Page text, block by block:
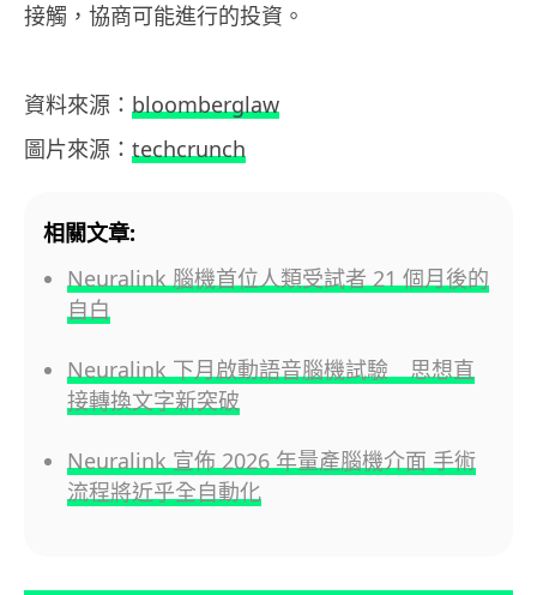
接觸，協商可能進行的投資。
資料來源： bloomberglaw
圖片來源： techcrunch
相關文章:
Neuralink 腦機首位人類受試者 21 個月後的
自白
Neuralink 下月啟動語音腦機試驗 思想直
接轉換文字新突破
Neuralink 宣佈 2026 年量產腦機介面 手術
流程將近乎全自動化